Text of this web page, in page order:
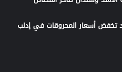
تخفض أسعار المحروقات في إدلب